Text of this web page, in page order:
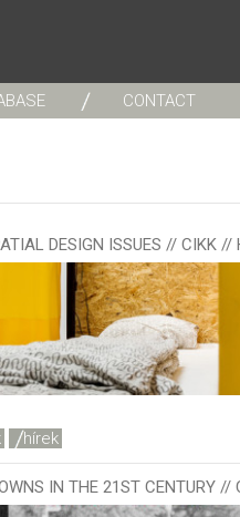
CONTACT
DESIGN ISSUES // CIKK
hírek
IN THE 21ST CENTURY //